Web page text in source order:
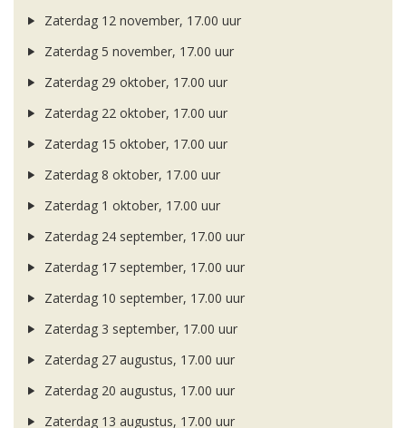
Zaterdag 12 november, 17.00 uur
Zaterdag 5 november, 17.00 uur
Zaterdag 29 oktober, 17.00 uur
Zaterdag 22 oktober, 17.00 uur
Zaterdag 15 oktober, 17.00 uur
Zaterdag 8 oktober, 17.00 uur
Zaterdag 1 oktober, 17.00 uur
Zaterdag 24 september, 17.00 uur
Zaterdag 17 september, 17.00 uur
Zaterdag 10 september, 17.00 uur
Zaterdag 3 september, 17.00 uur
Zaterdag 27 augustus, 17.00 uur
Zaterdag 20 augustus, 17.00 uur
Zaterdag 13 augustus, 17.00 uur